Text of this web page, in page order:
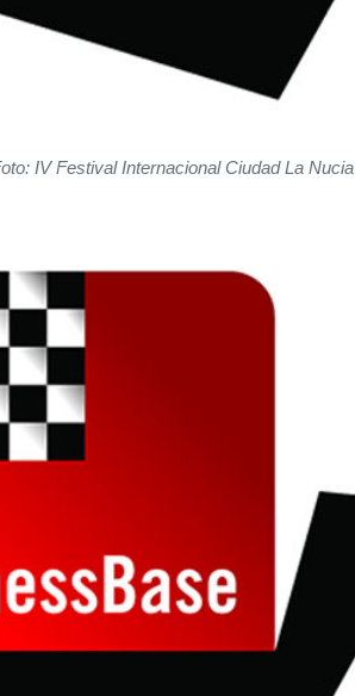
IV Festival Internacional Ciudad La Nucia